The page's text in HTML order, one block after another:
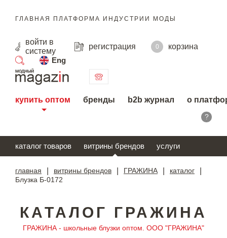
ГЛАВНАЯ ПЛАТФОРМА ИНДУСТРИИ МОДЫ
войти в
систему
регистрация 0
корзина
Eng
поиск
купить оптом бренды b2b журнал о
?
каталог товаров витрины брендов услуги
главная витрины брендов ГРАЖИНА каталог
Блузка Б-0172
КАТАЛОГ ГРАЖИНА
ГРАЖИНА - школьные блузки оптом. ООО "ГРАЖИНА"